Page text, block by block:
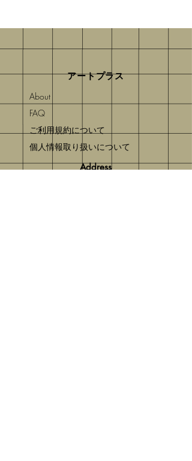
お問い合わせフォーム（販売用）
アートプラス
About
FAQ
​ご利用規約について
​個人情報取り扱いについて
Address